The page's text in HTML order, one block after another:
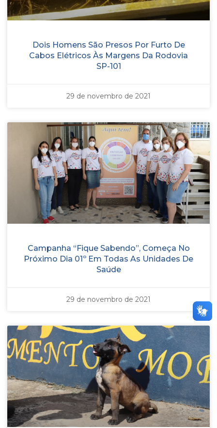
Dois Homens São Presos Por Furto De
Cabos Elétricos Às Margens Da Rodovia
SP-101
29 de novembro de 2021
Campanha “Fique Sabendo”, Começa No
Próximo Dia 01º Em Todas As Unidades De
Saúde
29 de novembro de 2021